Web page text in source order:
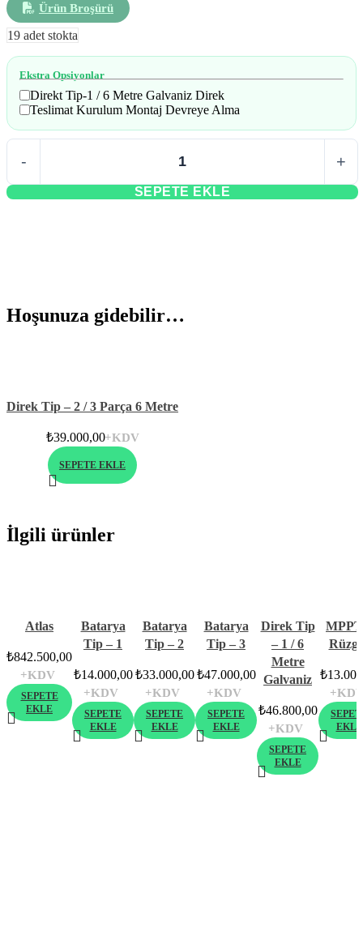
Ürün Broşürü
19 adet stokta
Ekstra Opsiyonlar
Direkt Tip-1 / 6 Metre Galvaniz Direk
Teslimat Kurulum Montaj Devreye Alma
SEPETE EKLE
Hoşunuza gidebilir…
Direk Tip – 2 / 3 Parça 6 Metre
₺39.000,00+KDV
SEPETE EKLE
İlgili ürünler
Atlas
₺842.500,00
+KDV
SEPETE
EKLE
Batarya
Tip – 1
₺14.000,00
+KDV
SEPETE
EKLE
Batarya
Tip – 2
₺33.000,00
+KDV
SEPETE
EKLE
Batarya
Tip – 3
₺47.000,00
+KDV
SEPETE
EKLE
Direk Tip
– 1 / 6
Metre
Galvaniz
₺46.800,00
+KDV
SEPETE
EKLE
₺
EKLE